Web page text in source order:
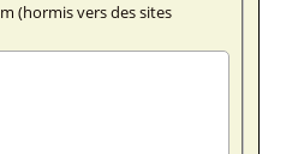
(hormis vers des sites